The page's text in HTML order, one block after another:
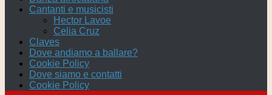
Cantanti e musicisti
Hector Lavoe
Celia Cruz
Claves
Dove andiamo a ballare?
Cookie Policy
Dove siamo e contatti
Cookie Policy